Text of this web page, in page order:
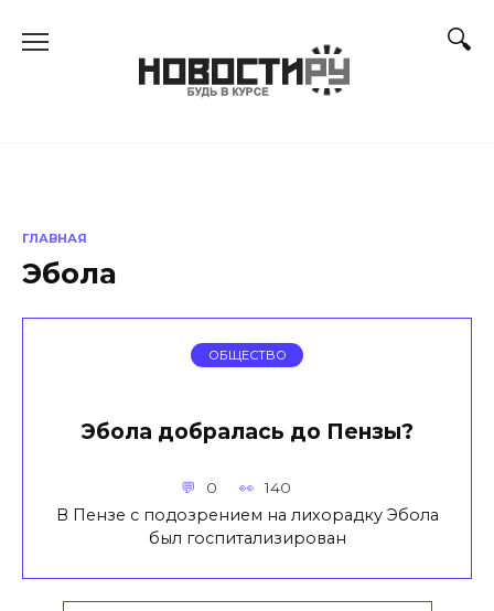
ГЛАВНАЯ
Эбола
ОБЩЕСТВО
Эбола добралась до Пензы?
0 140
В Пензе с подозрением на лихорадку Эбола
был госпитализирован